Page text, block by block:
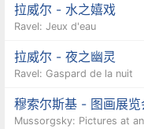
拉威尔 - 水之嬉戏
Ravel: Jeux d'eau
拉威尔 - 夜之幽灵
Ravel: Gaspard de la nuit
穆索尔斯基 - 图画展览
Mussorgsky: Pictures at